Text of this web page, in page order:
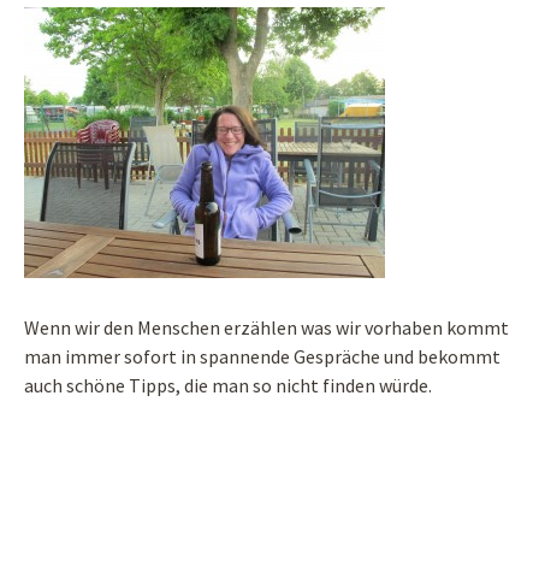
Wenn wir den Menschen erzählen was wir vorhaben kommt
man immer sofort in spannende Gespräche und bekommt
auch schöne Tipps, die man so nicht finden würde.